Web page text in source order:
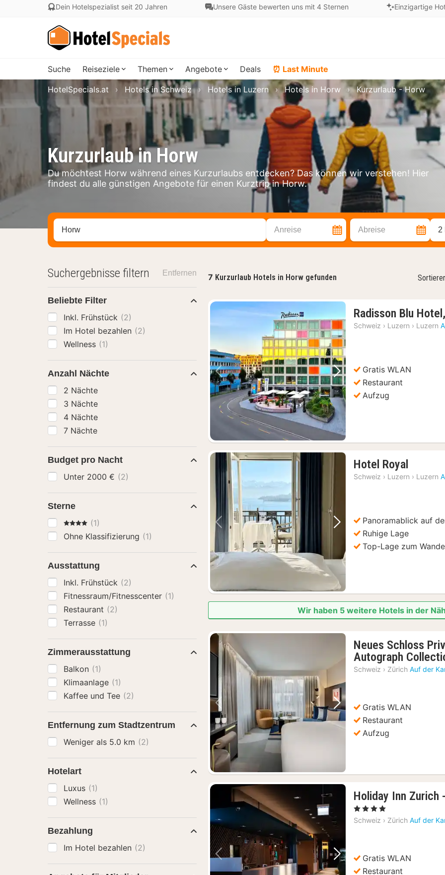
Dein Hotelspezialist seit 20 Jahren Unsere Gäste bewerten uns mit 4 Sternen Einzigartige
Suche Reiseziele Themen Angebote Deals ⏰ Last Minute
Kurzurlaub in Horw
Du möchtest Horw während eines Kurzurlaubs entdecken? Das können wir verstehen! Hier
findest du alle günstigen Angebote für einen Kurztrip in Horw.
HotelSpecials.at Hotels in Schweiz Hotels in Luzern Hotels in Horw Kurzurlaub - Horw
Stadt, Region oder Hotel suchen Anreise Abreise 2
7 Kurzurlaub Hotels in Horw gefunden
Vorheriges Bild Nächstes Bild
Radisson Blu
Schweiz › Luzern › Luzern
Gratis WLAN
Restaurant
Aufzug
Vorheriges Bild Nächstes Bild
Hotel Royal
Nacht
Schweiz › Luzern › Luzern
Panoramablick auf
Ruhige Lage
Top-Lage zum
Wir haben 5 weitere Hotels in der
Vorheriges Bild Nächstes Bild
Neues Schloss
Autograph
Schweiz › Zürich Auf der
Gratis WLAN
Restaurant
Aufzug
Vorheriges Bild Nächstes Bild
Holiday Inn Zurich
, 4 Sterne
Schweiz › Zürich Auf der
Gratis WLAN
Restaurant
Suchergebnisse filtern Entfernen
Beliebte Filter
Inkl. Frühstück (2)
Im Hotel bezahlen (2)
Wellness (1)
Anzahl Nächte
2 Nächte
3 Nächte
4 Nächte
7 Nächte
Budget pro Nacht
Unter 2000 € (2)
Sterne
4 Sterne(1)
Ohne Klassifizierung (1)
Ausstattung
Inkl. Frühstück (2)
Fitnessraum/Fitnesscenter (1)
Restaurant (2)
Terrasse (1)
Zimmerausstattung
Balkon (1)
Klimaanlage (1)
Kaffee und Tee (2)
Entfernung zum Stadtzentrum
Weniger als 5.0 km (2)
Hotelart
Luxus (1)
Wellness (1)
Bezahlung
Im Hotel bezahlen (2)